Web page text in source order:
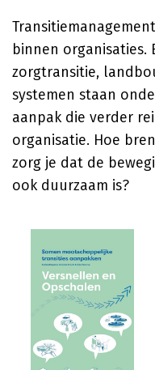
binnen organisaties.
zorgtransitie,
systemen staan
aanpak die verder
organisatie. Hoe
zorg je dat de
ook duurzaam is?